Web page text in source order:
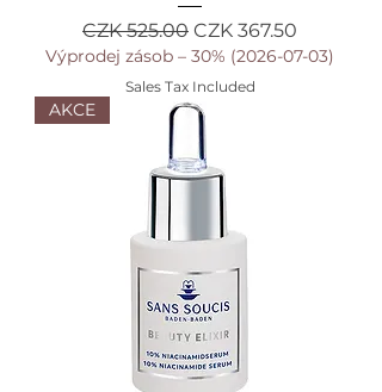
Regular Price
CZK 525.00 Sale Price
CZK 367.50
Výprodej zásob – 30% (2026-07-03)
Sales Tax Included
AKCE